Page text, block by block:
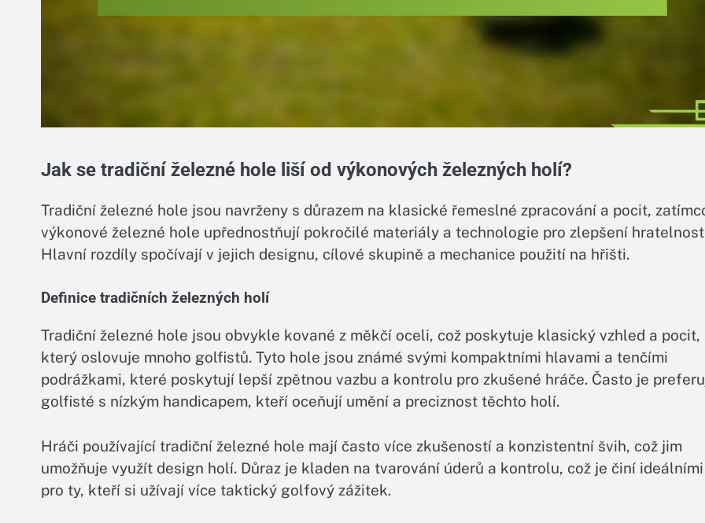
Jak se tradiční železné hole liší od výkonových železných holí?
Tradiční železné hole jsou navrženy s důrazem na klasické řemeslné zpracování a pocit,
výkonové železné hole upřednostňují pokročilé materiály a technologie pro zlepšení
Hlavní rozdíly spočívají v jejich designu, cílové skupině a mechanice použití na hřišti.
Definice tradičních železných holí
Tradiční železné hole jsou obvykle kované z měkčí oceli, což poskytuje klasický vzhled a pocit,
který oslovuje mnoho golfistů. Tyto hole jsou známé svými kompaktními hlavami a tenčími
podrážkami, které poskytují lepší zpětnou vazbu a kontrolu pro zkušené hráče. Často je
golfisté s nízkým handicapem, kteří oceňují umění a preciznost těchto holí.
Hráči používající tradiční železné hole mají často více zkušeností a konzistentní švih, což jim
umožňuje využít design holí. Důraz je kladen na tvarování úderů a kontrolu, což je činí ideálními
pro ty, kteří si užívají více taktický golfový zážitek.